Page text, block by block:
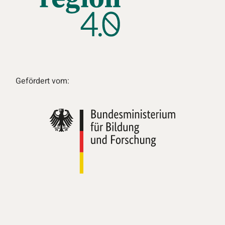
Gefördert vom: